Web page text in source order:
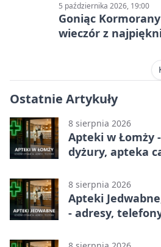
5 października 2026, 19:00
Goniąc
wieczór z
Ostatnie Artykuły
8 sierpnia 2026
Apteki w Łomży
dyżury, apteka
8 sierpnia 2026
Apteki
- adresy,